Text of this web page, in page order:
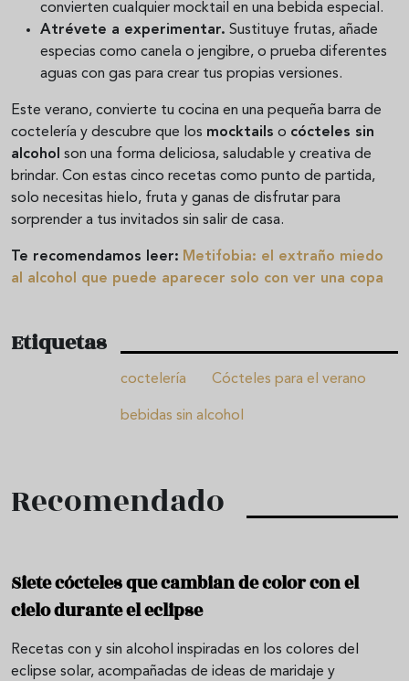
convierten cualquier mocktail en una bebida especial.
Atrévete a experimentar. Sustituye frutas, añade
especias como canela o jengibre, o prueba diferentes
aguas con gas para crear tus propias versiones.
Este verano, convierte tu cocina en una pequeña barra de
coctelería y descubre que los mocktails o cócteles sin
alcohol son una forma deliciosa, saludable y creativa de
brindar. Con estas cinco recetas como punto de partida,
solo necesitas hielo, fruta y ganas de disfrutar para
sorprender a tus invitados sin salir de casa.
Te recomendamos leer: Metifobia: el extraño miedo
al alcohol que puede aparecer solo con ver una copa
Etiquetas
coctelería Cócteles para el verano
bebidas sin alcohol
Recomendado
Siete cócteles que cambian de color con el
cielo durante el eclipse
Recetas con y sin alcohol inspiradas en los colores del
eclipse solar, acompañadas de ideas de maridaje y